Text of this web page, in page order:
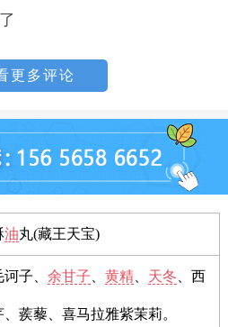
更多评论
油丸(藏王天宝)
子、 余甘子 黄精、 天冬 、西
蒺藜、喜马拉雅紫茉莉。